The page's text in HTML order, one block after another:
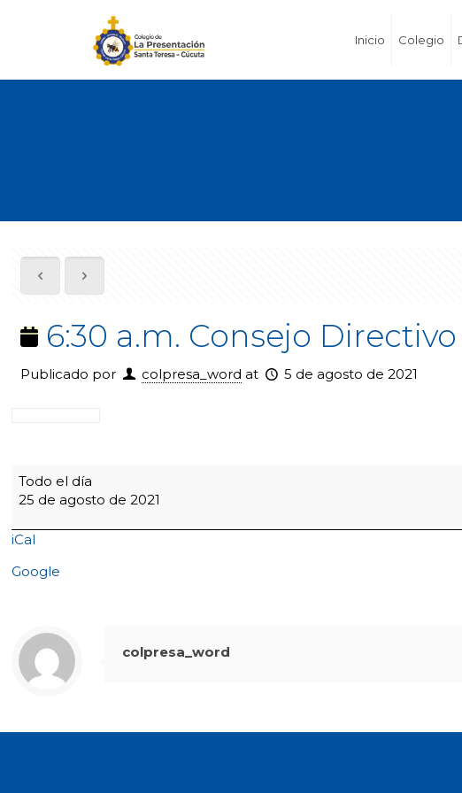
Inicio Colegio
6:30 a.m. Consejo
Publicado por colpresa_word at 5 de agosto de 2021
6:30
a.m.
Consejo
Directivo
-
Jornada
Pedagógica:
CCL
Todo el día
25 de agosto de 2021
iCal
Google
colpresa_word